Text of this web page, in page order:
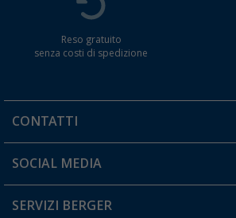
Reso gratuito
senza costi di spedizione
CONTATTI
Orari di apertura del servizio:
Hai una domanda?
SOCIAL MEDIA
SERVIZI BERGER